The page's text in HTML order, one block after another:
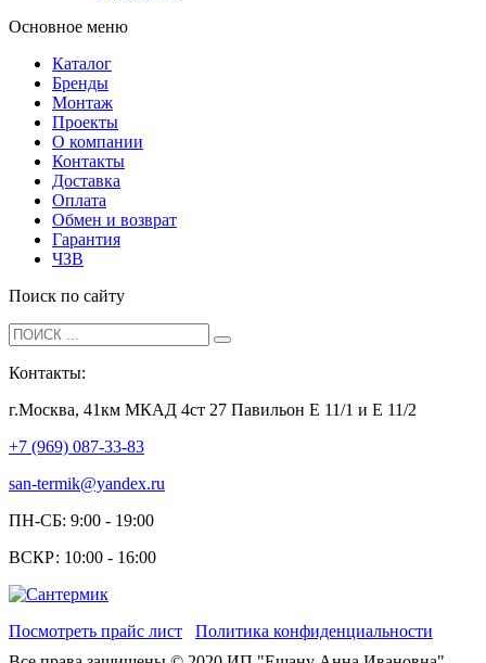
Основное меню
Каталог
Бренды
Монтаж
Проекты
О компании
Контакты
Доставка
Оплата
Обмен и возврат
Гарантия
ЧЗВ
Поиск по сайту
Контакты:
г.Москва, 41км МКАД 4ст 27 Павильон Е 11/1 и Е 11/2
+7 (969) 087-33-83
san-termik@yandex.ru
ПН-СБ: 9:00 - 19:00
ВСКР: 10:00 - 16:00
Посмотреть прайс лист
Политика конфиденциальности